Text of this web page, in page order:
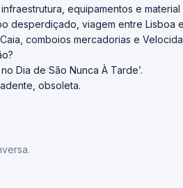
equipamentos e
desperdiçado, viagem entre Lisboa
comboios mercadorias e
Dia de São Nunca À Tarde’.
obsoleta.